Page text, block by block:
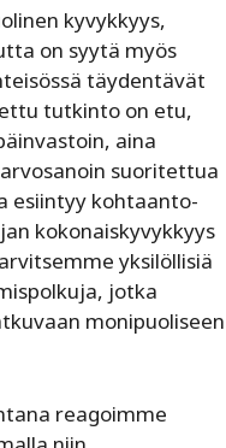
kyvykkyys,
on syytä myös
täydentävät
tutkinto on etu,
aina
suoritettua
esiintyy kohtaanto-
kokonaiskyvykkyys
yksilöllisiä
jotka
monipuoliseen
reagoimme